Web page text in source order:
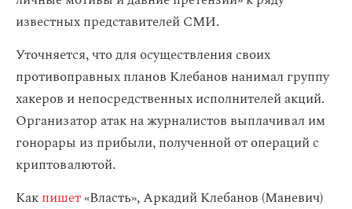
известных представителей СМИ.
Уточняется, что для осуществления своих
противоправных планов Клебанов нанимал группу
хакеров и непосредственных исполнителей акций.
Организатор атак на журналистов выплачивал им
гонорары из прибыли, полученной от операций с
криптовалютой.
Какпишет«Власть», Аркадий Клебанов (Маневич)